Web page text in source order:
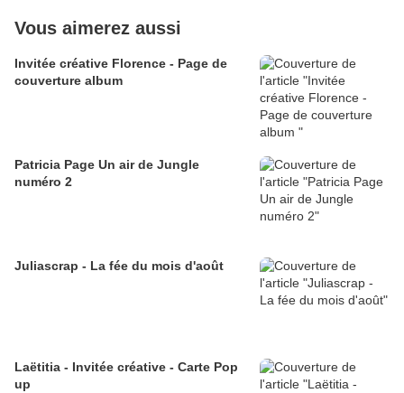
Vous aimerez aussi
Invitée créative Florence - Page de
couverture album
Patricia Page Un air de Jungle
numéro 2
Juliascrap - La fée du mois d'août
Laëtitia - Invitée créative - Carte Pop
up